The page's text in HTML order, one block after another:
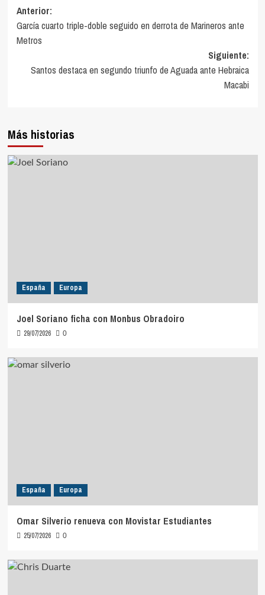
Navegación
de
entradas
Anterior:
García cuarto triple-doble seguido en derrota de Marineros ante
Metros
Siguiente:
Santos destaca en segundo triunfo de Aguada ante Hebraica
Macabi
Más historias
España Europa
Joel Soriano ficha con Monbus Obradoiro
29/07/2026 0
España Europa
Omar Silverio renueva con Movistar Estudiantes
25/07/2026 0